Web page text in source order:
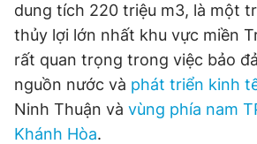
dung tích 220 triệu m3, là một
thủy lợi lớn nhất khu vực miền
rất quan trọng trong việc bảo
nguồn nước và phát triển kinh
Ninh Thuận và vùng phía nam
Khánh Hòa.